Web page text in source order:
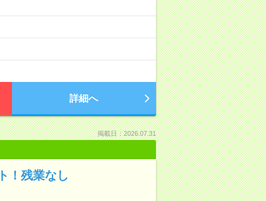
詳細へ
掲載日：2026.07.31
！残業なし